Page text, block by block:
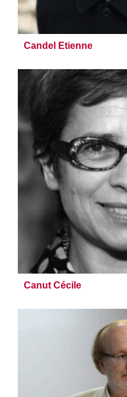
Candel Etienne
Canut Cécile